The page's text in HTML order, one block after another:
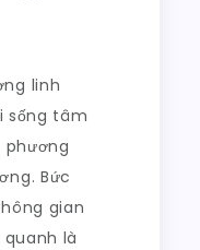
linh
sống tâm
phương
Bức
gian
là